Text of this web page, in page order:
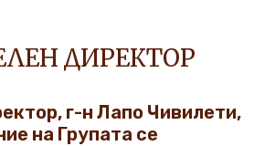
ДИРЕКТОР
г-н Лапо Чивилети,
на Групата се